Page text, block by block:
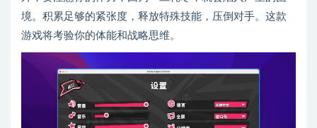
境。积累足够的紧张度，释放特殊技能，压倒对手。这款
游戏将考验你的体能和战略思维。